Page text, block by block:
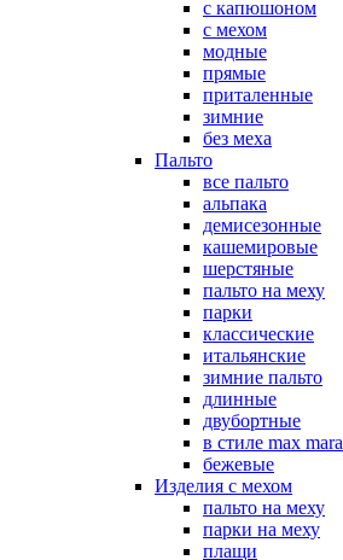
с капюшоном
с мехом
модные
прямые
приталенные
зимние
без меха
Пальто
все пальто
альпака
демисезонные
кашемировые
шерстяные
пальто на меху
парки
классические
итальянские
зимние пальто
длинные
двубортные
в стиле max mara
бежевые
Изделия с мехом
пальто на меху
парки на меху
плащи